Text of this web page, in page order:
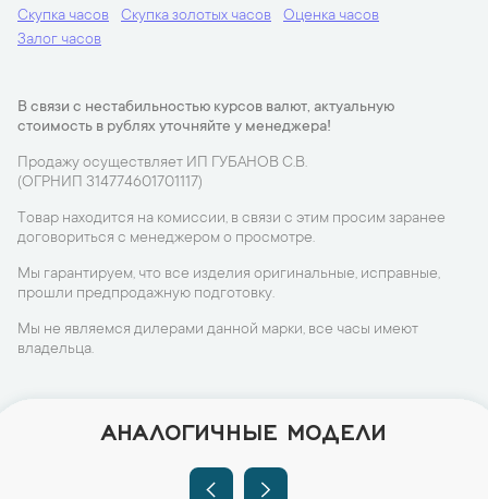
Скупка часов Скупка золотых часов
Оценка часов
Залог часов
В связи с нестабильностью курсов валют, актуальную
стоимость в рублях уточняйте у менеджера!
Продажу осуществляет ИП ГУБАНОВ С.В.
(ОГРНИП 314774601701117)
Товар находится на комиссии, в связи с этим просим заранее
договориться с менеджером о просмотре.
Мы гарантируем, что все изделия оригинальные, исправные,
прошли предпродажную подготовку.
Мы не являемся дилерами данной марки, все часы имеют
владельца.
АНАЛОГИЧНЫЕ МОДЕЛИ